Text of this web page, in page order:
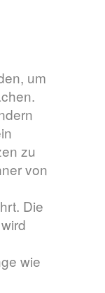
um
zu
von
Die
wie